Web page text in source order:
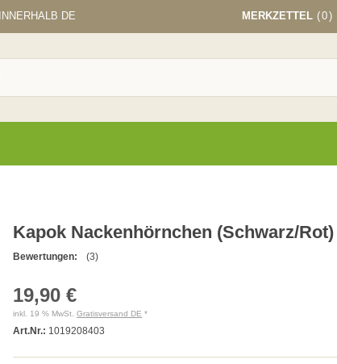
INNERHALB DE MERKZETTEL (0)
Kapok Nackenhörnchen (Schwarz/Rot)
Bewertungen: (3)
19,90 €
inkl. 19 % MwSt.Gratisversand DE *
Art.Nr.: 1019208403